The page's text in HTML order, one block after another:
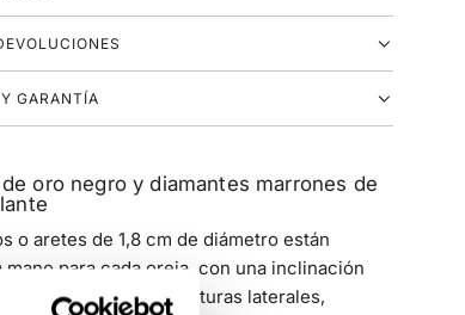
GARANTÍA
oro negro y diamantes marrones de
o aretes de 1,8 cm de diámetro están
mano para cada oreja, con una inclinación
el cierre que evita aperturas laterales,